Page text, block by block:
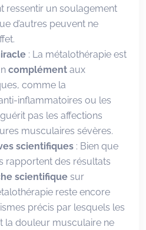
ressentir un soulagement
d’autres peuvent ne
: La métalothérapie est
complément aux
comme la
inflammatoires ou les
pas les affections
musculaires sévères.
scientifiques : Bien que
rapportent des résultats
scientifique sur
reste encore
précis par lesquels les
la douleur musculaire ne